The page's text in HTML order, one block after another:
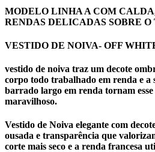
MODELO LINHA A COM
RENDAS DELICADAS SOBRE
VESTIDO DE NOIVA- OFF
vestido de noiva traz um decote
corpo todo trabalhado em renda e a
barrado largo em renda tornam esse
maravilhoso.
Vestido de Noiva elegante com
ousada e transparência que
corte mais seco e a renda francesa